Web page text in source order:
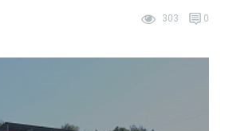
303 0